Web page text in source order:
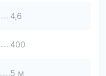
4,6
400
5 м